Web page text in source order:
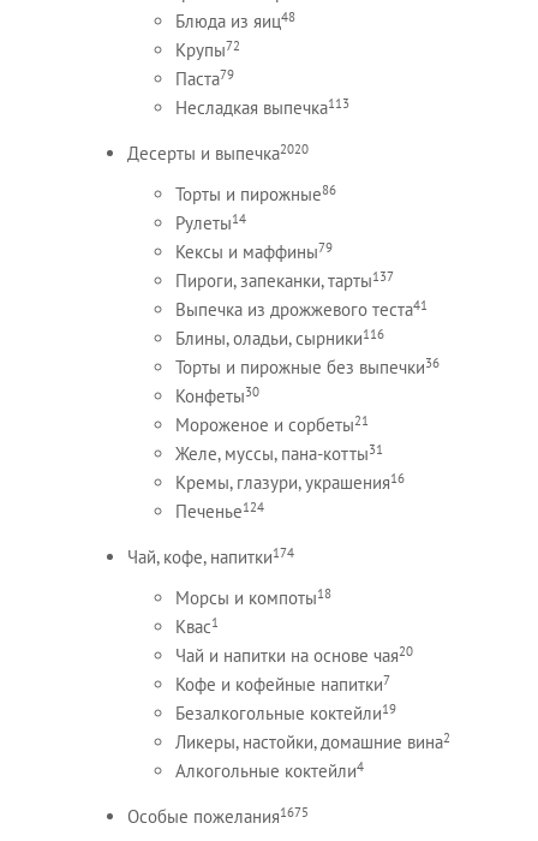
Блюда из яиц48
Крупы72
Паста79
Несладкая выпечка113
Десерты и выпечка2020
Торты и пирожные86
Рулеты14
Кексы и маффины79
Пироги, запеканки, тарты137
Выпечка из дрожжевого теста41
Блины, оладьи, сырники116
Торты и пирожные без выпечки36
Конфеты30
Мороженое и сорбеты21
Желе, муссы, пана-котты31
Кремы, глазури, украшения16
Печенье124
Чай, кофе, напитки174
Морсы и компоты18
Квас1
Чай и напитки на основе чая20
Кофе и кофейные напитки7
Безалкогольные коктейли19
Ликеры, настойки, домашние вина2
Алкогольные коктейли4
Особые пожелания1675